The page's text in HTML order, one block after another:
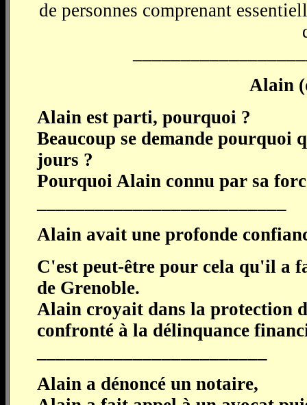
de personnes comprenant
Alain
Alain est parti, pourquoi ?
Beaucoup se demande pourquoi
jours ?
Pourquoi Alain connu par sa
Alain avait une profonde
C'est peut-être pour cela qu'il a
de Grenoble.
Alain croyait dans la protection
confronté à la délinquance
Alain a dénoncé un notaire,